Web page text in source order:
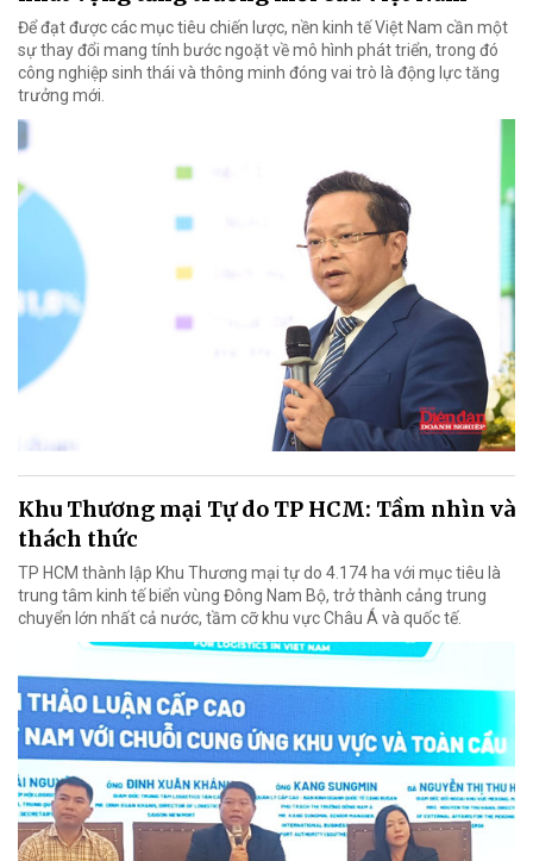
Để đạt được các mục tiêu chiến lược, nền kinh tế Việt Nam cần một
sự thay đổi mang tính bước ngoặt về mô hình phát triển, trong đó
công nghiệp sinh thái và thông minh đóng vai trò là động lực tăng
trưởng mới.
Khu Thương mại Tự do TP HCM: Tầm nhìn và
thách thức
TP HCM thành lập Khu Thương mại tự do 4.174 ha với mục tiêu là
trung tâm kinh tế biển vùng Đông Nam Bộ, trở thành cảng trung
chuyển lớn nhất cả nước, tầm cỡ khu vực Châu Á và quốc tế.